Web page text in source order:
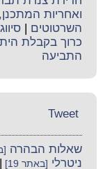
ואחריות
השרטוטים |
כרוך בקבלת
התביעה
Tweet
שאלות הבהרה
ניטרלי [באתר 19]